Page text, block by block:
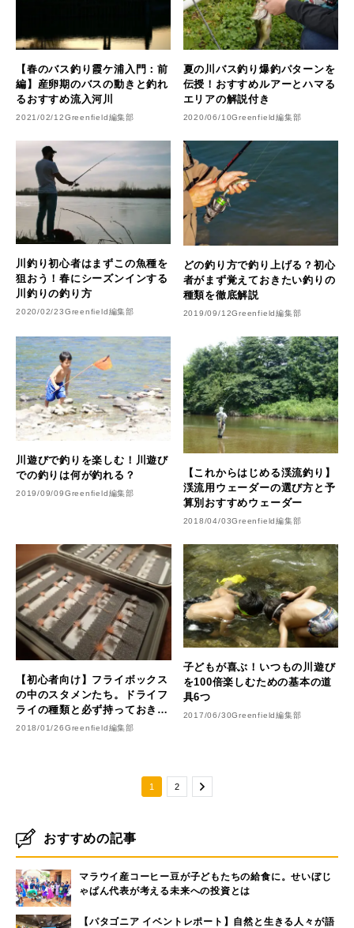
【春のバス釣り霞ケ浦入門：前
編】産卵期のバスの動きと釣れ
るおすすめ流入河川
2021/02/12Greenfield編集部
夏の川バス釣り爆釣パターンを
伝授！おすすめルアーとハマる
エリアの解説付き
2020/06/10Greenfield編集部
川釣り初心者はまずこの魚種を
狙おう！春にシーズンインする
川釣りの釣り方
2020/02/23Greenfield編集部
どの釣り方で釣り上げる？初心
者がまず覚えておきたい釣りの
種類を徹底解説
2019/09/12Greenfield編集部
川遊びで釣りを楽しむ！川遊び
での釣りは何が釣れる？
2019/09/09Greenfield編集部
【これからはじめる渓流釣り】
渓流用ウェーダーの選び方と予
算別おすすめウェーダー
2018/04/03Greenfield編集部
【初心者向け】フライボックス
の中のスタメンたち。ドライフ
ライの種類と必ず持っておきた
いパターン
2018/01/26Greenfield編集部
子どもが喜ぶ！いつもの川遊び
を100倍楽しむための基本の道
具6つ
2017/06/30Greenfield編集部
1 2
おすすめの記事
マラウイ産コーヒー豆が子どもたちの給食に。せいぼじ
ゃぱん代表が考える未来への投資とは
【パタゴニア イベントレポート】自然と生きる人々が語